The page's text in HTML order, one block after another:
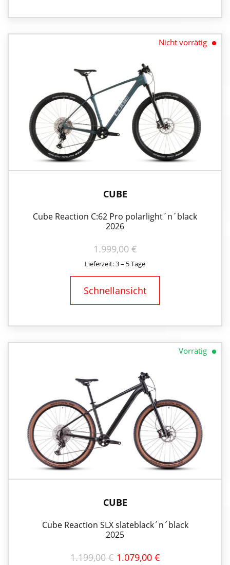
Nicht vorrätig
CUBE
Cube Reaction C:62 Pro polarlight´n´black
2026
1.999,00 €
Lieferzeit: 3 – 5 Tage
Schnellansicht
Vorrätig
CUBE
Cube Reaction SLX slateblack´n´black
2025
1.199,00€ URSPRÜNGLICHER
1.079,00 €AKTUELLER